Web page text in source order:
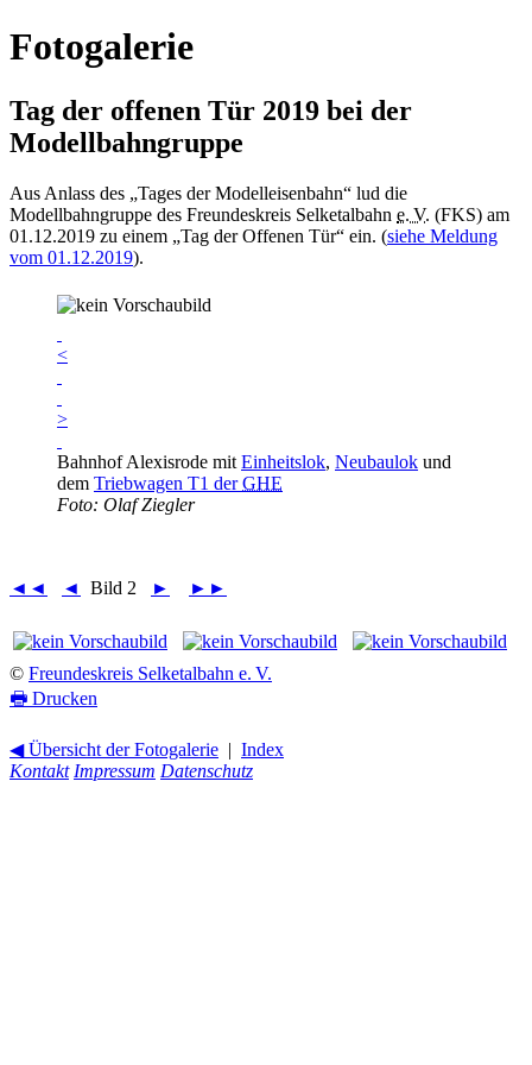
Fotogalerie
Tag der offenen Tür 2019 bei der
Modellbahngruppe
Aus Anlass des „Tages der Modelleisenbahn“ lud die
Modellbahngruppe des Freundeskreis Selketalbahn e. V. (FKS) am
01.12.2019 zu einem „Tag der Offenen Tür“ ein. (siehe Meldung
vom 01.12.2019).
<
>
Bahnhof Alexisrode mit Einheitslok, Neubaulok und
dem Triebwagen T1 derGHE
Foto: Olaf Ziegler
◄◄ ◄ Bild 2 ► ►►
© Freundeskreis Selketalbahn e. V.
🖶 Drucken
◀ Übersicht der Fotogalerie | Index
Kontakt Impressum Datenschutz